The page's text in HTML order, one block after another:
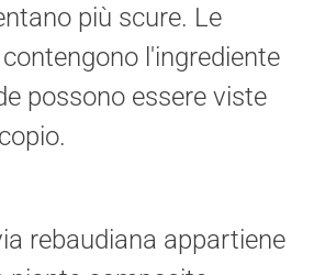
più scure. Le
l'ingrediente
possono essere viste
rebaudiana appartiene